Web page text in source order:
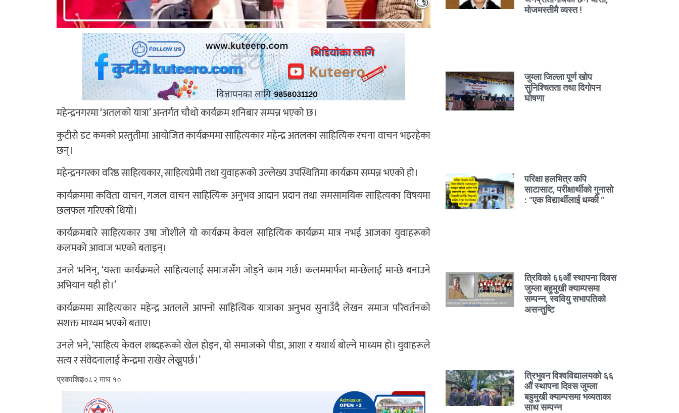
महेन्द्रनगरमा ‘अतलको यात्रा’ अन्तर्गत चौथो कार्यक्रम शनिबार सम्पन्न भएको छ।
कुटीरो डट कमको प्रस्तुतीमा आयोजित कार्यक्रममा साहित्यकार महेन्द्र अतलका साहित्यिक रचना वाचन भइरहेका
छन्।
महेन्द्रनगरका वरिष्ठ साहित्यकार, साहित्यप्रेमी तथा युवाहरूको उल्लेख्य उपस्थितिमा कार्यक्रम सम्पन्न भएको हो।
कार्यक्रममा कविता वाचन, गजल वाचन साहित्यिक अनुभव आदान प्रदान तथा समसामयिक साहित्यका विषयमा
छलफल गरिएको थियो।
कार्यक्रमबारे साहित्यकार उषा जोशीले यो कार्यक्रम केवल साहित्यिक कार्यक्रम मात्र नभई आजका युवाहरूको
कलमको आवाज भएको बताइन्।
उनले भनिन्, ‘यस्ता कार्यक्रमले साहित्यलाई समाजसँग जोड्ने काम गर्छ। कलममार्फत मान्छेलाई मान्छे बनाउने
अभियान यही हो।’
कार्यक्रममा साहित्यकार महेन्द्र अतलले आफ्नो साहित्यिक यात्राका अनुभव सुनाउँदै लेखन समाज परिवर्तनको
सशक्त माध्यम भएको बताए।
उनले भने, ‘साहित्य केवल शब्दहरूको खेल होइन, यो समाजको पीडा, आशा र यथार्थ बोल्ने माध्यम हो। युवाहरूले
सत्य र संवेदनालाई केन्द्रमा राखेर लेख्नुपर्छ।’
प्रकाशित :२०८२ माघ १०
मोजमस्तीमै व्यस्त !
जुम्ला जिल्ला पूर्ण खोप
सुनिश्चितता तथा दिगोपन
घोषणा
परिक्षा हलभित्र कपि
साटासाट, परीक्षार्थीको गुनासो
: “एक विद्यार्थीलाई धम्की “
त्रिविको ६६औं स्थापना दिवस
जुम्ला बहुमुखी क्याम्पसमा
सम्पन्न, स्ववियु सभापतिको
असन्तुष्टि
त्रिभुवन विश्वविद्यालयको ६६
औं स्थापना दिवस जुम्ला
बहुमुखी क्याम्पसमा भव्यताका
साथ सम्पन्न